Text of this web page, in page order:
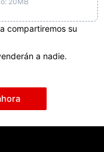
compartiremos su
a nadie.